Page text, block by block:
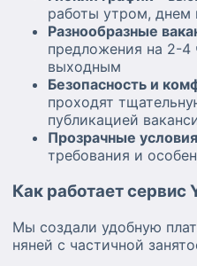
работы утром, днем
Разнообразные
предложения на 2-4
выходным
Безопасность и
проходят
публикацией
Прозрачные условия
требования и
Как работает сервис
Мы создали удобную
няней с частичной